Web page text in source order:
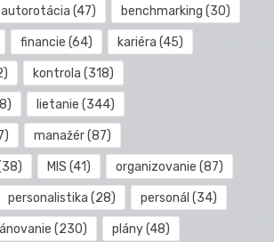
autorotácia (47) benchmarking (30)
financie (64) kariéra (45)
kontrola (318)
lietanie (344)
manažér(87)
MIS (41) organizovanie (87)
personalistika (28) personál (34)
(230) plány(48)